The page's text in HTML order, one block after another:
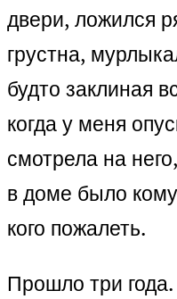
двери, ложился
грустна,
будто заклиная
когда у меня
смотрела на
в доме было
кого пожалеть.
Прошло три